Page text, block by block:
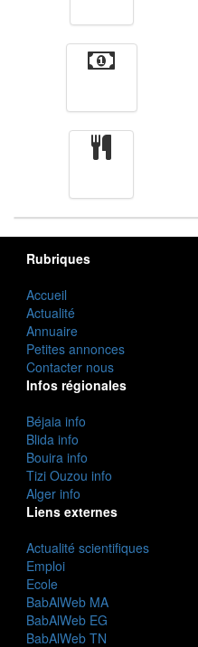
Rubriques
Accueil
Actualité
Annuaire
Petites annonces
Contacter nous
Infos régionales
Béjaia info
Blida info
Bouira info
Tizi Ouzou info
Alger info
Liens externes
Actualité scientifiques
Emploi
Ecole
BabAlWeb MA
BabAlWeb EG
BabAlWeb TN